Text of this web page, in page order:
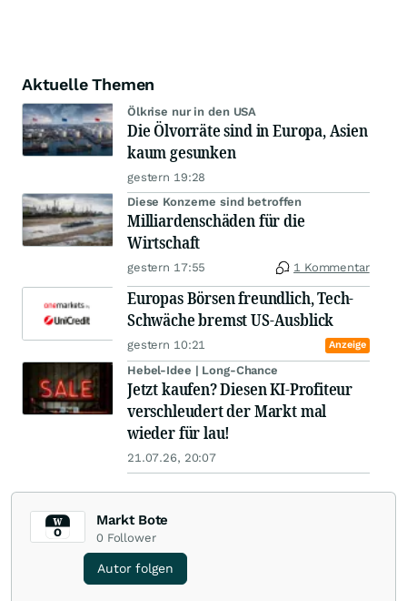
Aktuelle Themen
Ölkrise nur in den USA
Die Ölvorräte sind in Europa, Asien
kaum gesunken
gestern 19:28
Diese Konzerne sind betroffen
Milliardenschäden für die
Wirtschaft
gestern 17:55 1 Kommentar
Europas Börsen freundlich, Tech-
Schwäche bremst US-Ausblick
gestern 10:21 Anzeige
Hebel-Idee | Long-Chance
Jetzt kaufen? Diesen KI-Profiteur
verschleudert der Markt mal
wieder für lau!
21.07.26, 20:07
Markt Bote
0 Follower
Autor folgen